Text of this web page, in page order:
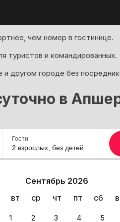
чем номер в гостинице.
туристов и командированных.
другом городе без
в
Сентябрь 2026
вт ср чт пт сб
1 2 3 4 5
Гости
2 взрослых, без детей